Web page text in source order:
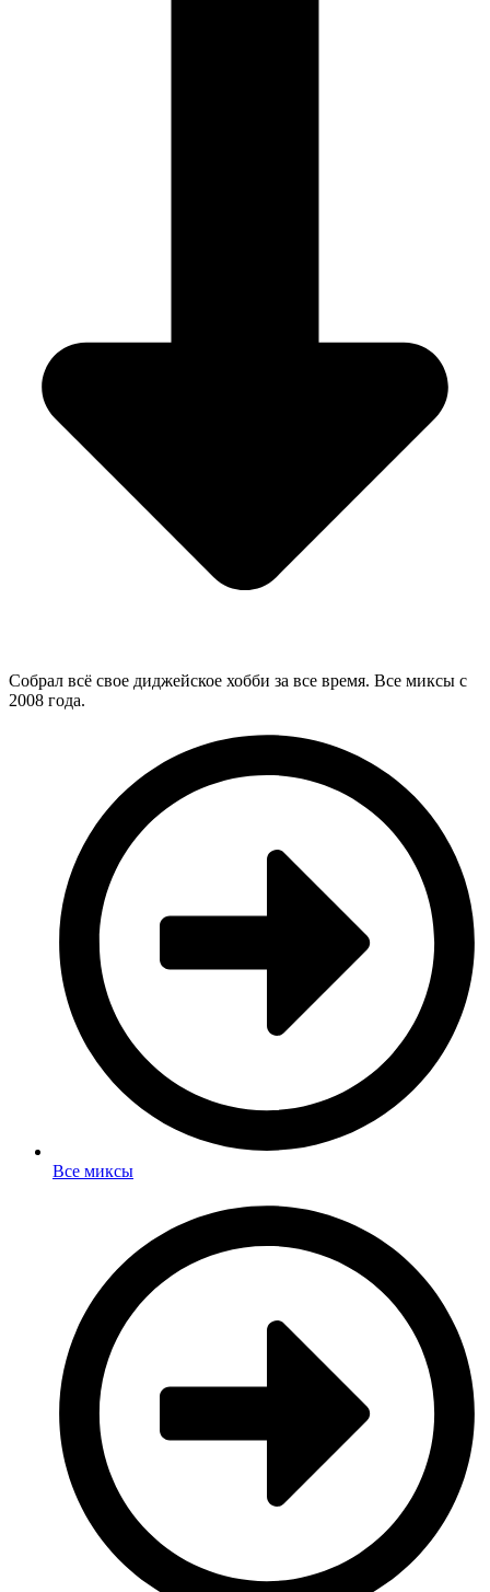
Собрал всё свое диджейское хобби за все время. Все миксы с
2008 года.
Все миксы